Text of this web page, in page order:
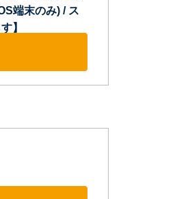
端末のみ) / ス
】